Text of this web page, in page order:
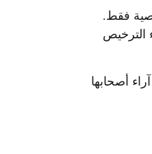
فقط.
الترخيص
أصحابها